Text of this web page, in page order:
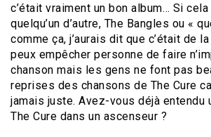
c’était vraiment un bon album… Si
quelqu’un d’autre, The Bangles ou «
comme ça, j’aurais dit que c’était de
peux empêcher personne de faire
chanson mais les gens ne font pas
reprises des chansons de The Cure
jamais juste. Avez-vous déjà entendu
The Cure dans un ascenseur ?